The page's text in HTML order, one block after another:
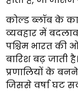
कोल्ड ब्लॉब के
व्यवहार में
पश्चिम भारत की
बारिश बढ़ जाती
प्रणालियों के
जिससे वर्षा घट